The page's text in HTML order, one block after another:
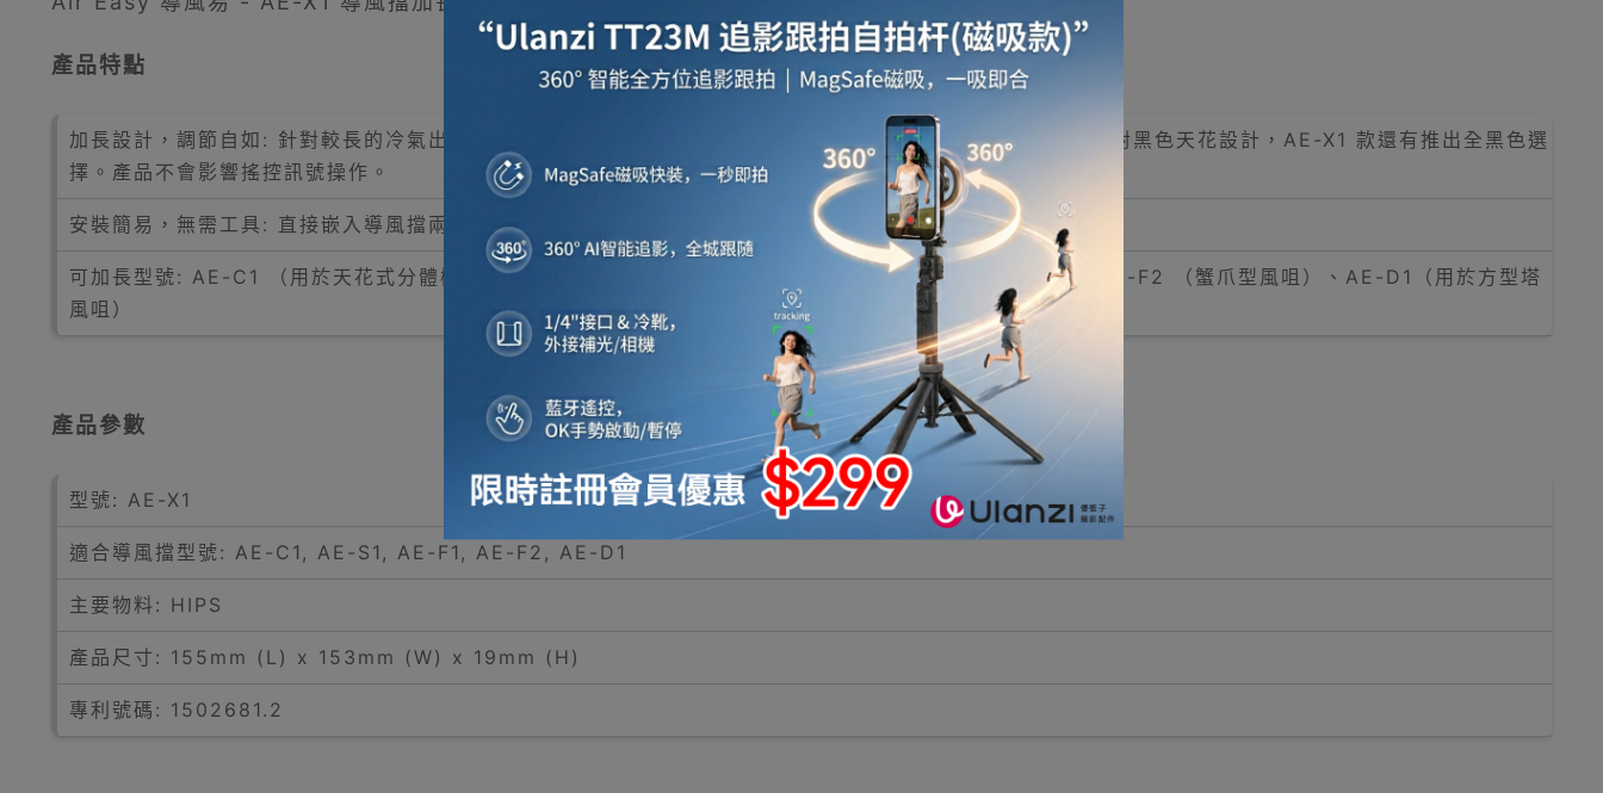
產品特點
加長設計，調節自如: 針對較長的冷氣出風囗而設。加長配件為HIPS 塑膠物料，體積輕巧，外型美觀。為了針對黑色天花設計，AE-X1 款還有推出全黑色選
擇。產品不會影響搖控訊號操作。
安裝簡易，無需工具: 直接嵌入導風擋兩端，安裝無需工具或鑽孔，不會損壞冷氣機身。
可加長型號: AE-C1 （用於天花式分體機） 、AE-S1 （用於掛牆式分體機）、 AE-F1 （用於中央冷氣）、AE-F2 （蟹爪型風咀）、AE-D1（用於方型塔
風咀）
產品參數
型號: AE-X1
適合導風擋型號: AE-C1, AE-S1, AE-F1, AE-F2, AE-D1
主要物料: HIPS
產品尺寸: 155mm (L) x 153mm (W) x 19mm (H)
專利號碼: 1502681.2